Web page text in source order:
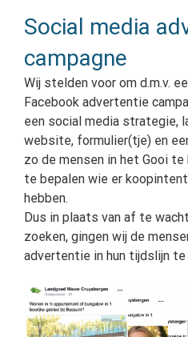
Social media
campagne
Wij stelden voor om d.m.v.
Facebook advertentie
een social media strategie,
website, formulier(tje) en
zo de mensen in het Gooi
te bepalen wie er
hebben.
Dus in plaats van af te
zoeken, gingen wij de
advertentie in hun tijdslijn te